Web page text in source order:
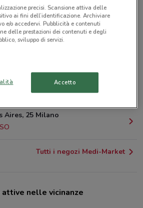
49 Milano
Milano
Aires, 10 Milano
Aires, 25 Milano
Tutti i negozi Medi-Market
nelle vicinanze
precisi. Scansione attiva delle
ai fini dell’identificazione. Archiviare
e/o accedervi. Pubblicità e contenuti
delle prestazioni dei contenuti e degli
sviluppo di servizi.
Accetto